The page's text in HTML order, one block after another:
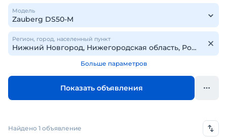
Модель
Регион, город, населенный пункт
Больше параметров
Показать объявления
Найдено 1 объявление